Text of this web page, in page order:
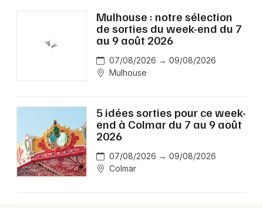
Mulhouse : notre sélection
de sorties du week-end du 7
au 9 août 2026
07/08/2026 → 09/08/2026
Mulhouse
5 idées sorties pour ce week-
end à Colmar du 7 au 9 août
2026
07/08/2026 → 09/08/2026
Colmar